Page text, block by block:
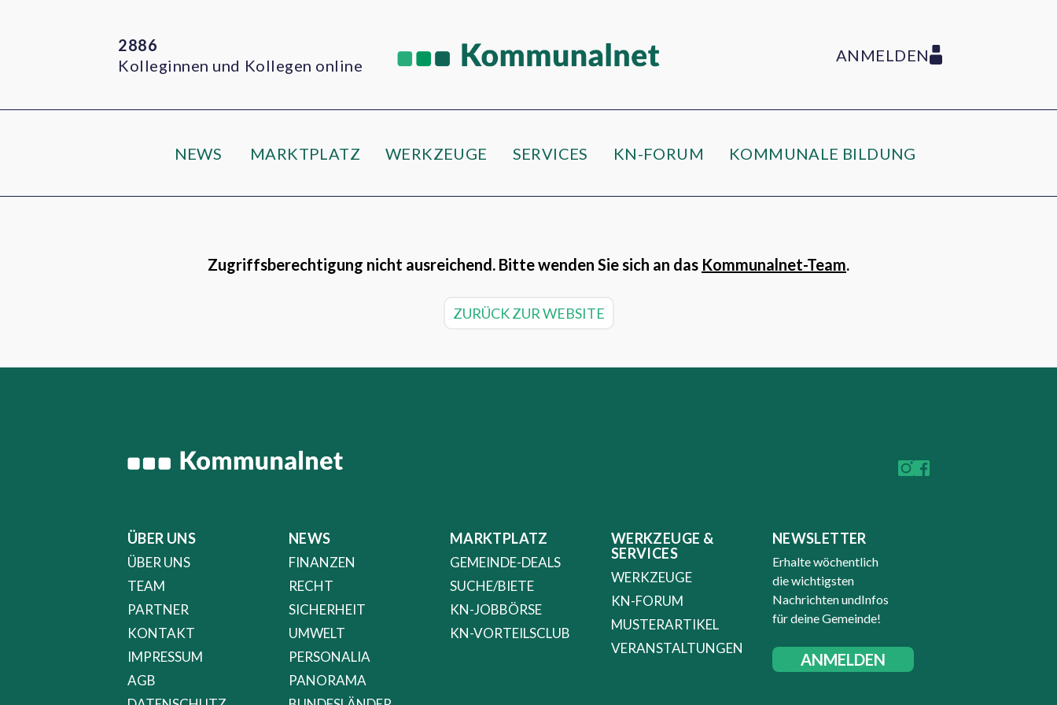
2886
Kolleginnen und Kollegen online
ANMELDEN
NEWS MARKTPLATZ WERKZEUGE SERVICES KN-FORUM KOMMUNALE BILDUNG
Zugriffsberechtigung nicht ausreichend. Bitte wenden Sie sich an das Kommunalnet-Team.
ZURÜCK ZUR WEBSITE
ÜBER UNS
ÜBER UNS
TEAM
PARTNER
KONTAKT
IMPRESSUM
AGB
NEWS
FINANZEN
RECHT
SICHERHEIT
UMWELT
PERSONALIA
PANORAMA
MARKTPLATZ
GEMEINDE-DEALS
SUCHE/BIETE
KN-JOBBÖRSE
KN-VORTEILSCLUB
WERKZEUGE &
SERVICES
WERKZEUGE
KN-FORUM
MUSTERARTIKEL
VERANSTALTUNGEN
NEWSLETTER
Erhalte wöchentlich
die wichtigsten
Nachrichten undInfos
für deine Gemeinde!
ANMELDEN